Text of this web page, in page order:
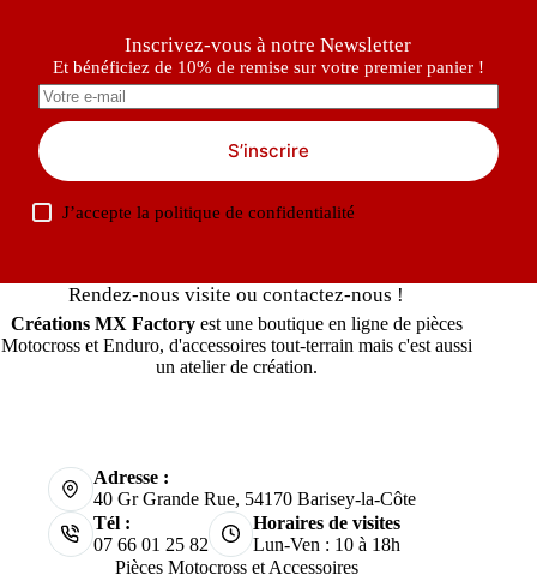
Inscrivez-vous à notre Newsletter
Et bénéficiez de 10% de remise sur votre premier panier !
S’inscrire
J’accepte lapolitique de confidentialité
Rendez-nous visite ou contactez-nous !
Créations MX Factoryest une boutique en ligne de pièces
Motocross et Enduro, d'accessoires tout-terrain mais c'est aussi
un atelier de création.
Adresse :
40 Gr Grande Rue, 54170 Barisey-la-Côte
Tél :
07 66 01 25 82
Horaires de visites
Lun-Ven : 10 à 18h
Pièces Motocross et Accessoires